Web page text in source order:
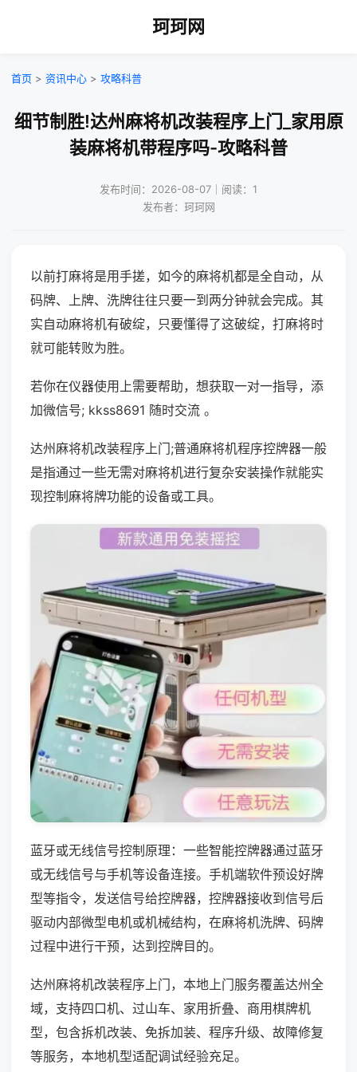
珂珂网
首页 > 资讯中心 > 攻略科普
细节制胜!达州麻将机改装程序上门_家用原
装麻将机带程序吗-攻略科普
发布时间：2026-08-07｜阅读：1
发布者：珂珂网
以前打麻将是用手搓，如今的麻将机都是全自动，从
码牌、上牌、洗牌往往只要一到两分钟就会完成。其
实自动麻将机有破绽，只要懂得了这破绽，打麻将时
就可能转败为胜。
若你在仪器使用上需要帮助，想获取一对一指导，添
加微信号; kkss8691 随时交流 。
达州麻将机改装程序上门;普通麻将机程序控牌器一般
是指通过一些无需对麻将机进行复杂安装操作就能实
现控制麻将牌功能的设备或工具。
蓝牙或无线信号控制原理：一些智能控牌器通过蓝牙
或无线信号与手机等设备连接。手机端软件预设好牌
型等指令，发送信号给控牌器，控牌器接收到信号后
驱动内部微型电机或机械结构，在麻将机洗牌、码牌
过程中进行干预，达到控牌目的。
达州麻将机改装程序上门，本地上门服务覆盖达州全
域，支持四口机、过山车、家用折叠、商用棋牌机
型，包含拆机改装、免拆加装、程序升级、故障修复
等服务，本地机型适配调试经验充足。